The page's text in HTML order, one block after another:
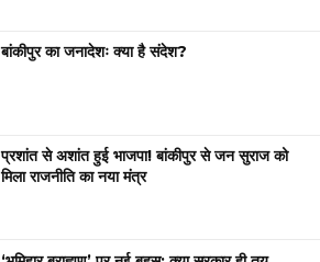
बांकीपुर का जनादेशः क्या है संदेश?
प्रशांत से अशांत हुई भाजपा! बांकीपुर से जन सुराज को
मिला राजनीति का नया मंत्र